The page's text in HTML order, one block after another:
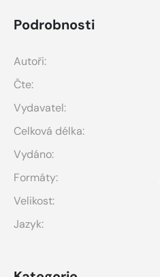
Podrobnosti
Autoři:
Čte:
Vydavatel:
Celková délka:
Vydáno:
Formáty:
Velikost:
Jazyk: